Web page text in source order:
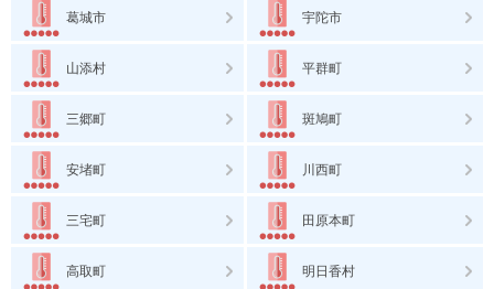
葛城市 宇陀市
山添村 平群町
三郷町 斑鳩町
安堵町 川西町
三宅町 田原本町
高取町 明日香村